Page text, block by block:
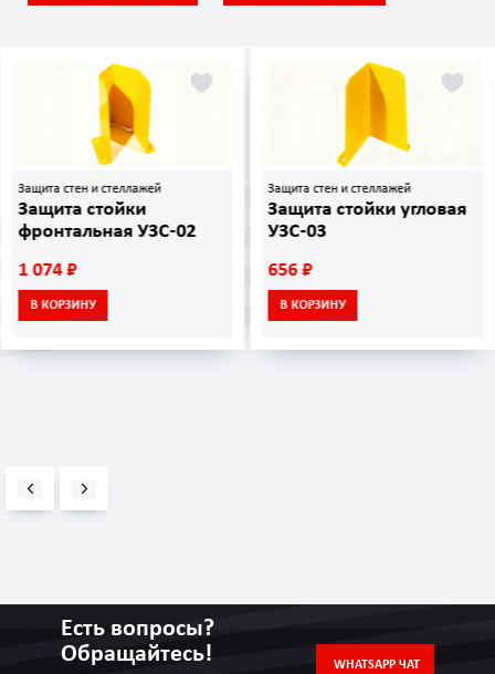
Защита стен и стеллажей
Защита стойки
фронтальная УЗС-02
1 074 ₽
В КОРЗИНУ
Защита стен и стеллажей
Защита стойки угловая
УЗС-03
656 ₽
В КОРЗИНУ
Есть вопросы?
Обращайтесь!
WHATSAPP ЧАТ